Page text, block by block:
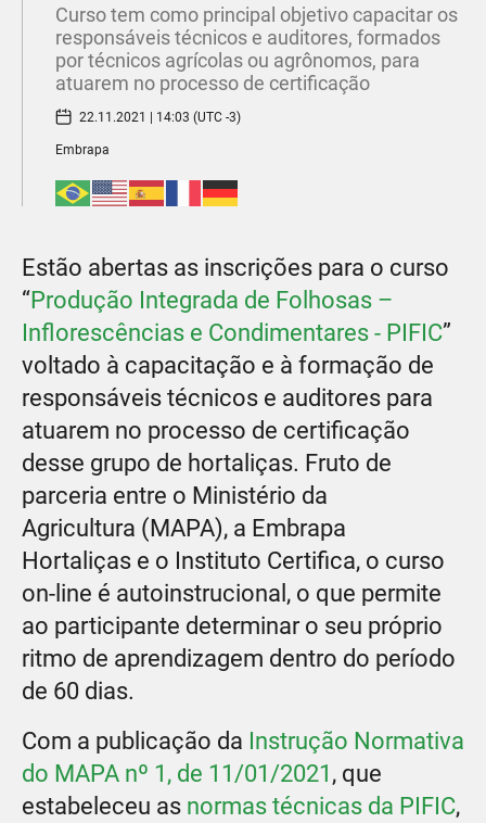
Curso tem como principal objetivo capacitar os
responsáveis técnicos e auditores, formados
por técnicos agrícolas ou agrônomos, para
atuarem no processo de certificação
22.11.2021 | 14:03 (UTC -3)
Embrapa
Estão abertas as inscrições para o curso
“Produção Integrada de Folhosas –
Inflorescências e Condimentares - PIFIC”
voltado à capacitação e à formação de
responsáveis técnicos e auditores para
atuarem no processo de certificação
desse grupo de hortaliças. Fruto de
parceria entre o Ministério da
Agricultura (MAPA), a Embrapa
Hortaliças e o Instituto Certifica, o curso
on-line é autoinstrucional, o que permite
ao participante determinar o seu próprio
ritmo de aprendizagem dentro do período
de 60 dias.
Com a publicação da Instrução Normativa
do MAPA nº 1, de 11/01/2021 , que
estabeleceu as normas técnicas da PIFIC,